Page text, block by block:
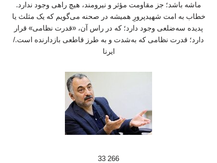
ماشه باشد؛ جز مقاومت مؤثر و نیرومند، هیچ راهی وجود ندارد.
خطاب به امت شهیدپرورِ همیشه در صحنه می‌گویم که یک مثلث یا
پدیده‌ سه‌ضلعی وجود دارد؛ که در راس آن، «قدرت نظامی» قرار
دارد؛ قدرت نظامی‌ که به‌شدت و به‌ طرز قاطعی بازدارنده است./
ایرنا
266 33